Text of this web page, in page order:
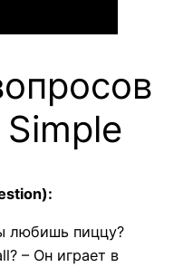
любишь пиццу?
– Он играет в